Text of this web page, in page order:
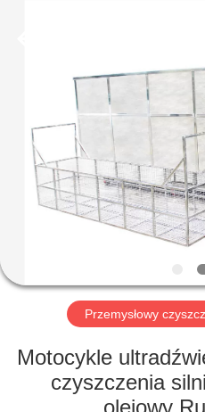
PRODUKTY
POKAZ
O
WYCIECZKA
Przemysłowy
Motocykle
czyszczenia